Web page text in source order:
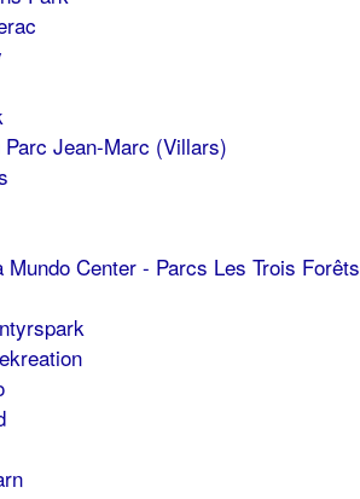
Parc Jean-Marc (Villars)
Mundo Center - Parcs Les Trois Forêts